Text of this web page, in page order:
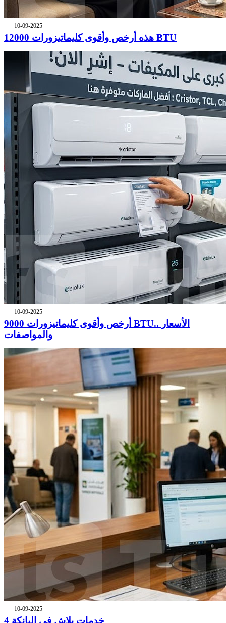
10-09-2025
هذه أرخص وأقوى كليماتيزورات 12000 BTU
10-09-2025
أرخص وأقوى كليماتيزورات 9000 BTU.. الأسعار
والمواصفات
10-09-2025